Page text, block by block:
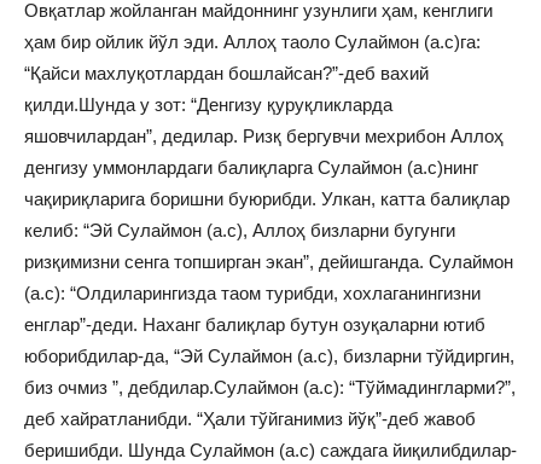
Овқатлар жойланган майдоннинг узунлиги ҳам, кенглиги
ҳам бир ойлик йўл эди. Аллоҳ таоло Сулаймон (а.с)га:
“Қайси махлуқотлардан бошлайсан?”-деб вахий
қилди.Шунда у зот: “Денгизу қуруқликларда
яшовчилардан”, дедилар. Ризқ бергувчи мехрибон Аллоҳ
денгизу уммонлардаги балиқларга Сулаймон (а.с)нинг
чақириқларига боришни буюрибди. Улкан, катта балиқлар
келиб: “Эй Сулаймон (а.с), Аллоҳ бизларни бугунги
ризқимизни сенга топширган экан”, дейишганда. Сулаймон
(а.с): “Олдиларингизда таом турибди, хохлаганингизни
енглар”-деди. Наханг балиқлар бутун озуқаларни ютиб
юборибдилар-да, “Эй Сулаймон (а.с), бизларни тўйдиргин,
биз очмиз ”, дебдилар.Сулаймон (а.с): “Тўймадингларми?”,
деб хайратланибди. “Ҳали тўйганимиз йўқ”-деб жавоб
беришибди. Шунда Сулаймон (а.с) саждага йиқилибдилар-